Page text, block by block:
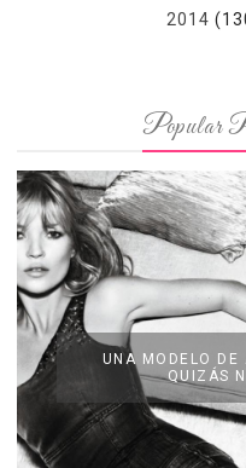
2014
Popular
UNA MODELO DE
QUIZÁS